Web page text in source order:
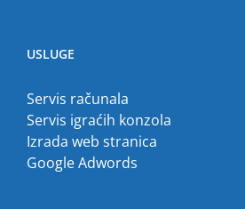
USLUGE
Servis računala
Servis igraćih konzola
Izrada web stranica
Google Adwords